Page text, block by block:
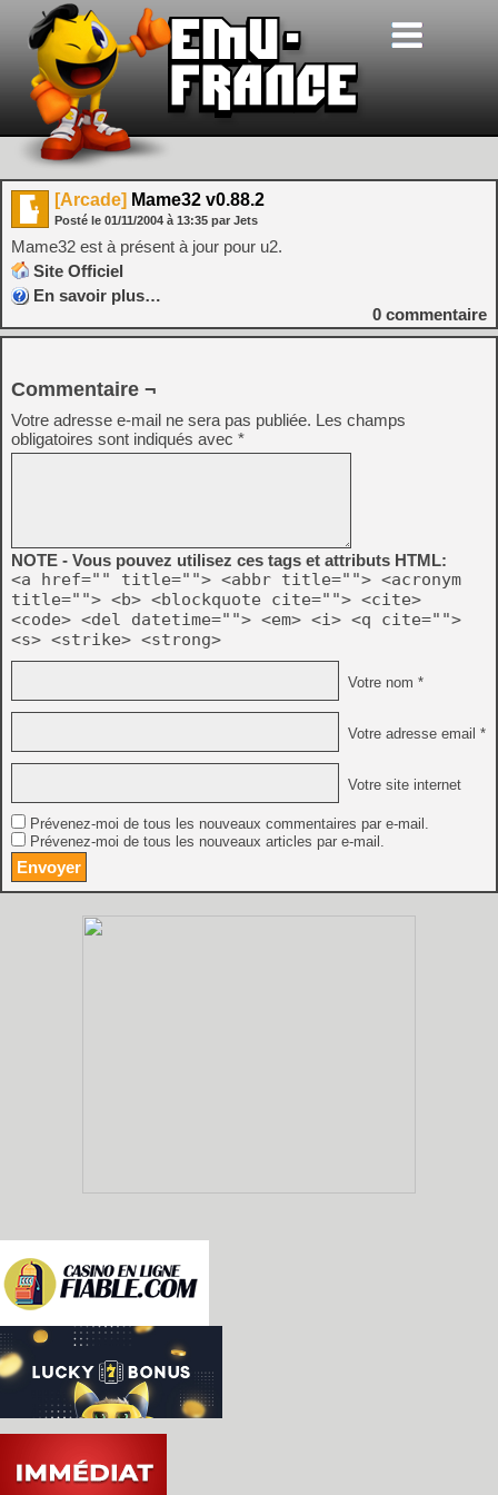
[Arcade] Mame32 v0.88.2
Posté le 01/11/2004 à 13:35 par Jets
Mame32 est à présent à jour pour u2.
Site Officiel
En savoir plus…
0 commentaire
Commentaire ¬
Votre adresse e-mail ne sera pas publiée. Les champs
obligatoires sont indiqués avec *
NOTE - Vous pouvez utilisez ces tags et attributs HTML:
<a href="" title=""> <abbr title=""> <acronym
title=""> <b> <blockquote cite=""> <cite>
<code> <del datetime=""> <em> <i> <q cite="">
<s> <strike> <strong>
Votre nom *
Votre adresse email *
Votre site internet
Prévenez-moi de tous les nouveaux commentaires par e-mail.
Prévenez-moi de tous les nouveaux articles par e-mail.